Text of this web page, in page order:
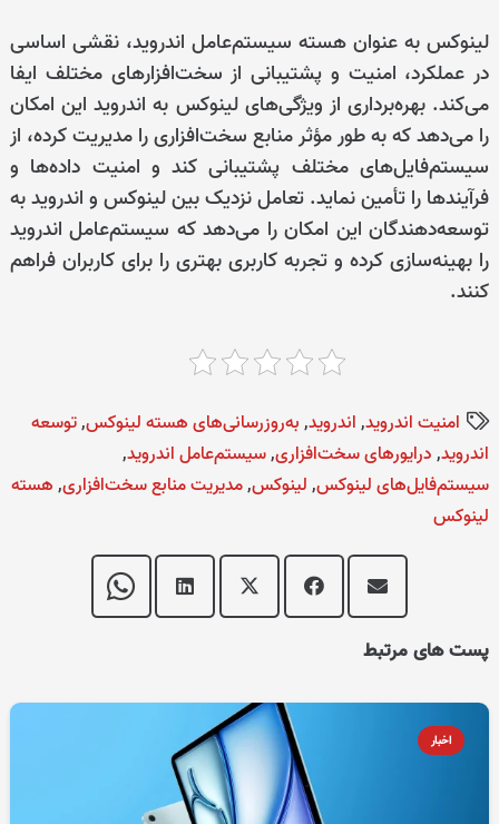
لینوکس به عنوان هسته سیستم‌عامل اندروید، نقشی اساسی
در عملکرد، امنیت و پشتیبانی از سخت‌افزارهای مختلف ایفا
می‌کند. بهره‌برداری از ویژگی‌های لینوکس به اندروید این امکان
را می‌دهد که به طور مؤثر منابع سخت‌افزاری را مدیریت کرده، از
سیستم‌فایل‌های مختلف پشتیبانی کند و امنیت داده‌ها و
فرآیندها را تأمین نماید. تعامل نزدیک بین لینوکس و اندروید به
توسعه‌دهندگان این امکان را می‌دهد که سیستم‌عامل اندروید
را بهینه‌سازی کرده و تجربه کاربری بهتری را برای کاربران فراهم
کنند.
امنیت اندروید,اندروید,به‌روزرسانی‌های هسته لینوکس,توسعه
اندروید,درایورهای سخت‌افزاری,سیستم‌عامل اندروید,
سیستم‌فایل‌های لینوکس,لینوکس,مدیریت منابع سخت‌افزاری,هسته
لینوکس
پست های مرتبط
اخبار